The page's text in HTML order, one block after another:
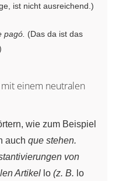
ist nicht ausreichend.)
pagó. (Das da ist das
mit einem neutralen
wie zum Beispiel
auch que stehen.
von
Artikel lo (z. B. lo